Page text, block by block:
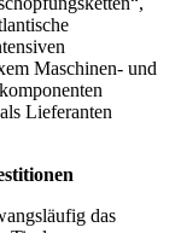
Maschinen- und
Lieferanten
das